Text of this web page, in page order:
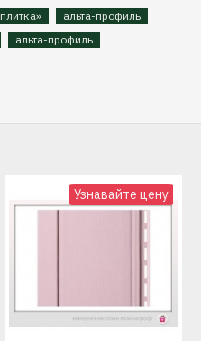
плитка»
альта-профиль
альта-профиль
Узнавайте цену